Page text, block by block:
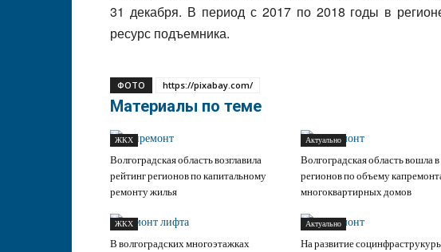
31 декабря. В период с 2017 по 2018 годы в
ресурс подъемника.
ФОТО https://pixabay.com/
Материалы по теме
ЖКХ
Волгоградская область возглавила
рейтинг регионов по капитальному
ремонту жилья
Актуально
Волгоградская область вошла
регионов по объему
многоквартирных домов
ЖКХ
В волгоградских многоэтажках
Актуально
На развитие